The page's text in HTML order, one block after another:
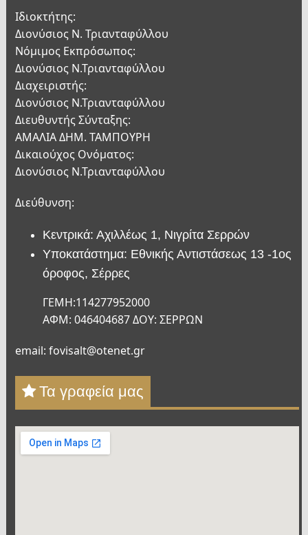
Ιδιοκτήτης:
Διονύσιος Ν. Τριανταφύλλου
Νόμιμος Εκπρόσωπος:
Διονύσιος Ν.Τριανταφύλλου
Διαχειριστής:
Διονύσιος Ν.Τριανταφύλλου
Διευθυντής Σύνταξης:
ΑΜΑΛΙΑ ΔΗΜ. ΤΑΜΠΟΥΡΗ
Δικαιούχος Ονόματος:
Διονύσιος Ν.Τριανταφύλλου
Διεύθυνση:
Κεντρικά: Αχιλλέως 1, Νιγρίτα Σερρών
Υποκατάστημα: Εθνικής Αντιστάσεως 13 -1ος
όροφος, Σέρρες
ΓΕΜΗ:114277952000
ΑΦΜ: 046404687 ΔΟΥ: ΣΕΡΡΩΝ
email: fovisalt@otenet.gr
Τα γραφεία μας